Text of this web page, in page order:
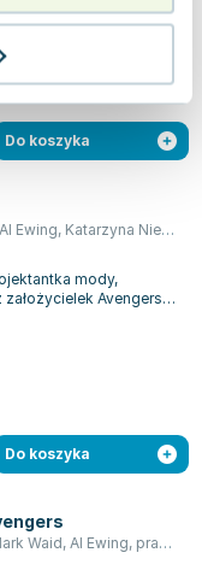
Do koszyka
Al Ewing, Katarzyna Niemczyk
mody,
Avengers,
z liczny...
Do koszyka
Waid, Al Ewing, praca zbiorowa